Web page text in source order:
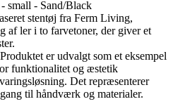
stentøj fra Ferm Living,
af ler i to farvetoner, der giver et
er udvalgt som et eksempel
funktionalitet og æstetik
Det repræsenterer
til håndværk og materialer.